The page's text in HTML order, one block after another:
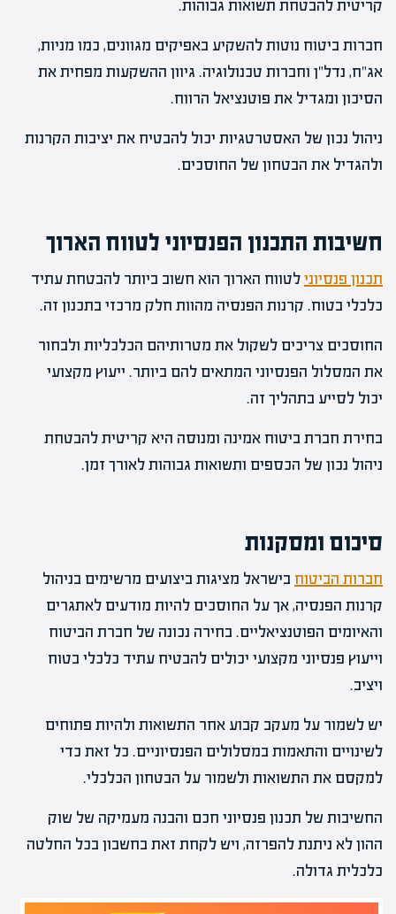
קריטית להבטחת תשואות גבוהות.
חברות ביטוח נוטות להשקיע באפיקים מגוונים, כמו מניות,
אג"ח, נדל"ן וחברות טכנולוגיה. גיוון ההשקעות מפחית את
הסיכון ומגדיל את פוטנציאל הרווח.
ניהול נכון של האסטרטגיות יכול להבטיח את יציבות הקרנות
ולהגדיל את הבטחון של החוסכים.
חשיבות התכנון הפנסיוני לטווח הארוך
תכנון פנסיונילטווח הארוך הוא חשוב ביותר להבטחת עתיד
כלכלי בטוח. קרנות הפנסיה מהוות חלק מרכזי בתכנון זה.
החוסכים צריכים לשקול את מטרותיהם הכלכליות ולבחור
את המסלול הפנסיוני המתאים להם ביותר. ייעוץ מקצועי
יכול לסייע בתהליך זה.
בחירת חברת ביטוח אמינה ומנוסה היא קריטית להבטחת
ניהול נכון של הכספים ותשואות גבוהות לאורך זמן.
סיכום ומסקנות
חברות הביטוח בישראל מציגות ביצועים מרשימים בניהול
קרנות הפנסיה, אך על החוסכים להיות מודעים לאתגרים
והאיומים הפוטנציאליים. בחירה נכונה של חברת הביטוח
וייעוץ פנסיוני מקצועי יכולים להבטיח עתיד כלכלי בטוח
ויציב.
יש לשמור על מעקב קבוע אחר התשואות ולהיות פתוחים
לשינויים והתאמות במסלולים הפנסיוניים. כל זאת כדי
למקסם את התשואות ולשמור על הבטחון הכלכלי.
החשיבות של תכנון פנסיוני חכם והבנה מעמיקה של שוק
ההון לא ניתנת להפרזה, ויש לקחת זאת בחשבון בכל החלטה
כלכלית גדולה.